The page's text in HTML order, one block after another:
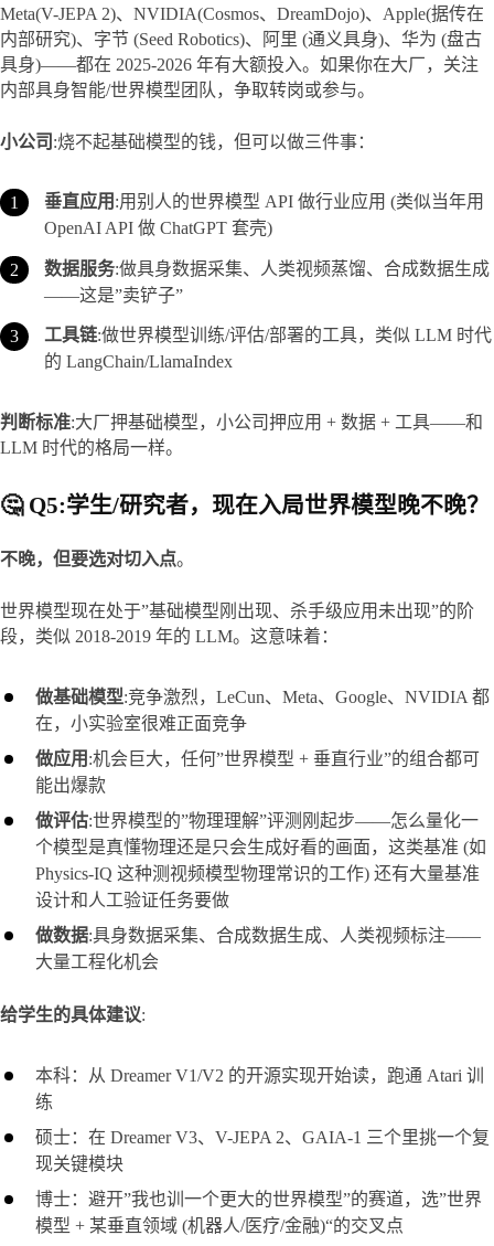
Meta(V-JEPA 2)、NVIDIA(Cosmos、DreamDojo)、Apple(据传在
内部研究)、字节 (Seed Robotics)、阿里 (通义具身)、华为 (盘古
具身)——都在 2025-2026 年有大额投入。如果你在大厂，关注
内部具身智能/世界模型团队，争取转岗或参与。
小公司 :烧不起基础模型的钱，但可以做三件事：
垂直应用 :用别人的世界模型 API 做行业应用 (类似当年用
OpenAI API 做 ChatGPT 套壳)
数据服务:做具身数据采集、人类视频蒸馏、合成数据生成
——这是”卖铲子”
工具链:做世界模型训练/评估/部署的工具，类似 LLM 时代
的 LangChain/LlamaIndex
判断标准:大厂押基础模型，小公司押应用 + 数据 + 工具——和
LLM 时代的格局一样。
🤔 Q5:学生/研究者，现在入局世界模型晚不晚？
不晚，但要选对切入点。
世界模型现在处于”基础模型刚出现、杀手级应用未出现”的阶
段，类似 2018-2019 年的 LLM。这意味着：
做基础模型:竞争激烈，LeCun、Meta、Google、NVIDIA 都
在，小实验室很难正面竞争
做应用 :机会巨大，任何”世界模型 + 垂直行业”的组合都可
能出爆款
做评估:世界模型的”物理理解”评测刚起步——怎么量化一
个模型是真懂物理还是只会生成好看的画面，这类基准 (如
Physics-IQ 这种测视频模型物理常识的工作) 还有大量基准
设计和人工验证任务要做
做数据:具身数据采集、合成数据生成、人类视频标注——
大量工程化机会
给学生的具体建议:
本科：从 Dreamer V1/V2 的开源实现开始读，跑通 Atari 训
练
硕士：在 Dreamer V3、V-JEPA 2、GAIA-1 三个里挑一个复
现关键模块
博士：避开”我也训一个更大的世界模型”的赛道，选”世界
模型 + 某垂直领域 (机器人/医疗/金融)“的交叉点